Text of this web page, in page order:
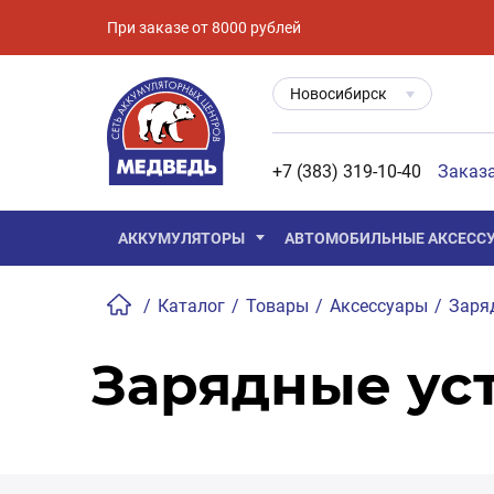
При заказе от 8000 рублей
Новосибирск
+7 (383) 319-10-40
АККУМУЛЯТОРЫ АВТОМОБИЛЬНЫЕ
/ Каталог / Товары / Аксессуары /
Зарядные